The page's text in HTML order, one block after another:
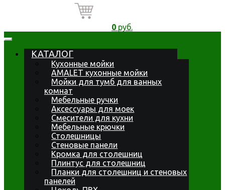
0руб.
КАТАЛОГ
Кухонные мойки
AMALET кухонные мойки
Мойки для тумб для ванных
комнат
Мебельные ручки
Аксессуары для моек
Смесители для кухни
Мебельные крючки
Столешницы
Стеновые панели
Кромка для столешниц
Плинтус для столешниц
Планки для столешниц и стеновых
панелей